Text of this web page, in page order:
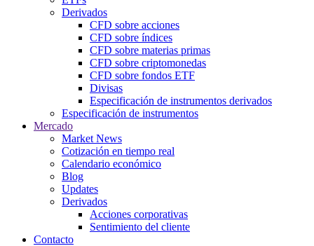
Derivados
CFD sobre acciones
CFD sobre índices
CFD sobre materias primas
CFD sobre criptomonedas
CFD sobre fondos ETF
Divisas
Especificación de instrumentos derivados
Especificación de instrumentos
Mercado
Market News
Cotización en tiempo real
Calendario económico
Blog
Updates
Derivados
Acciones corporativas
Sentimiento del cliente
Contacto